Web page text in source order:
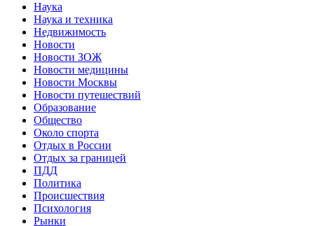
Наука
Наука и техника
Недвижимость
Новости
Новости ЗОЖ
Новости медицины
Новости Москвы
Новости путешествий
Образование
Общество
Около спорта
Отдых в России
Отдых за границей
ПДД
Политика
Происшествия
Психология
Рынки